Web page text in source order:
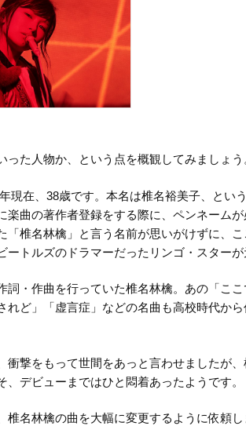
った人物か、という点を概観してみましょう
現在、38歳です。本名は椎名裕美子、とい
楽曲の著作者登録をする際に、ペンネーム
「椎名林檎」と言う名前が思いがけずに、
ートルズのドラマーだったリンゴ・スターが
詞・作曲を行っていた椎名林檎。あの「こ
れど」「虚言症」などの名曲も高校時代か
衝撃をもって世間をあっと言わせましたが
、デビューまではひと悶着あったようです。
椎名林檎の曲を大幅に変更するように依頼